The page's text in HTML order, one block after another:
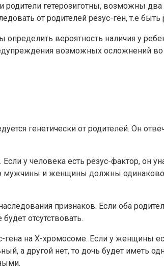
гетерозиготны, возможны
от родителей резус-ген, т.е
вероятность наличия у
возможных осложнений
генетически от родителей. Он
у человека есть резус-фактор, он
мужчины и женщины должны
признаков. Если оба
отсутствовать.
на Х-хромосоме. Если у женщины
а другой нет, то дочь будет иметь